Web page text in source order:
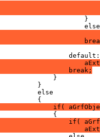
break;
if(
if(